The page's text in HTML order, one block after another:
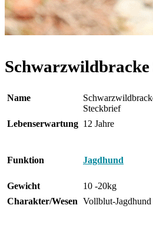
Name
Steckbrief
Lebenserwartung 12 Jahre
Funktion
Jagdhund
Gewicht
10 -20kg
Charakter/Wesen Vollblut-Jagdhund